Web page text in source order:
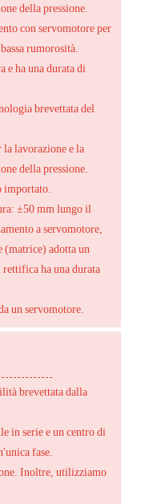
della pressione.
con servomotore per
rumorosità.
e ha una durata di
brevettata del
la lavorazione e la
della pressione.
importato.
±50 mm lungo il
a servomotore,
(matrice) adotta un
ha una durata
un servomotore.
brevettata dalla
in serie e un centro di
fase.
Inoltre, utilizziamo